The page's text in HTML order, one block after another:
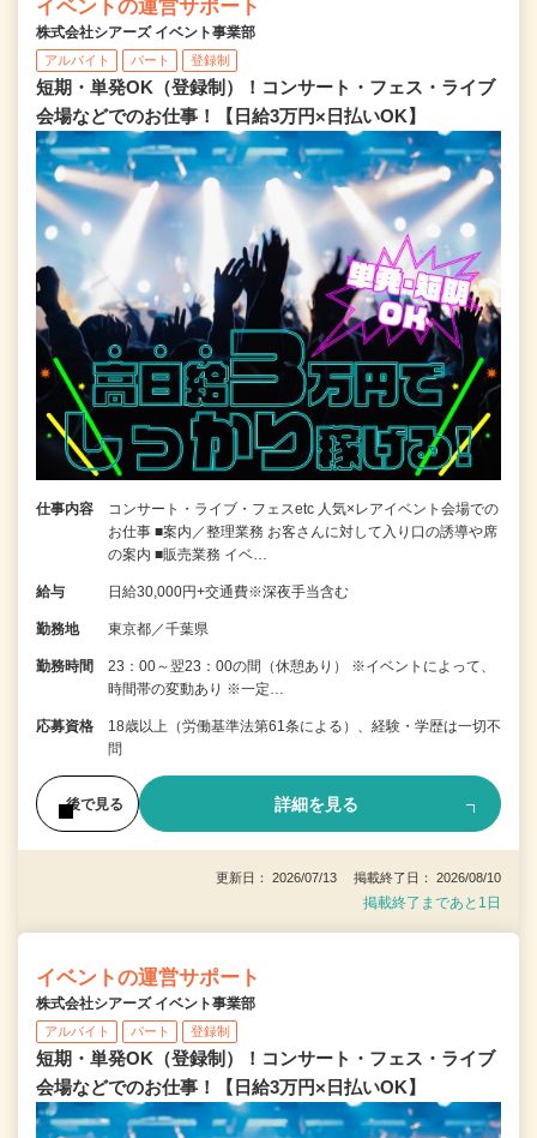
イベントの運営サポート
株式会社シアーズ イベント事業部
アルバイト パート 登録制
短期・単発OK（登録制）！コンサート・フェス・ライブ
会場などでのお仕事！【日給3万円×日払いOK】
仕事内容
コンサート・ライブ・フェスetc 人気×レアイベント会場での
お仕事 ■案内／整理業務 お客さんに対して入り口の誘導や席
の案内 ■販売業務 イベ…
給与 日給30,000円+交通費※深夜手当含む
勤務地 東京都／千葉県
勤務時間
23：00～翌23：00の間（休憩あり） ※イベントによって、
時間帯の変動あり ※一定…
応募資格
18歳以上（労働基準法第61条による）、経験・学歴は一切不
問
後で見る 詳細を見る
更新日： 2026/07/13 掲載終了日： 2026/08/10
掲載終了まであと1日
イベントの運営サポート
株式会社シアーズ イベント事業部
アルバイト パート 登録制
短期・単発OK（登録制）！コンサート・フェス・ライブ
会場などでのお仕事！【日給3万円×日払いOK】